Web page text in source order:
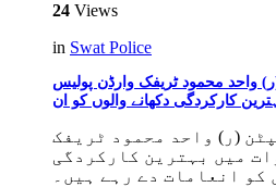
24 Views
in Swat Police
واحد محمود ٹریفک وارڈن پولیس
کارکردگی دکھانے والوں کو ان
(ر) واحد محمود ٹریفک
میں بہترین کارکردگی